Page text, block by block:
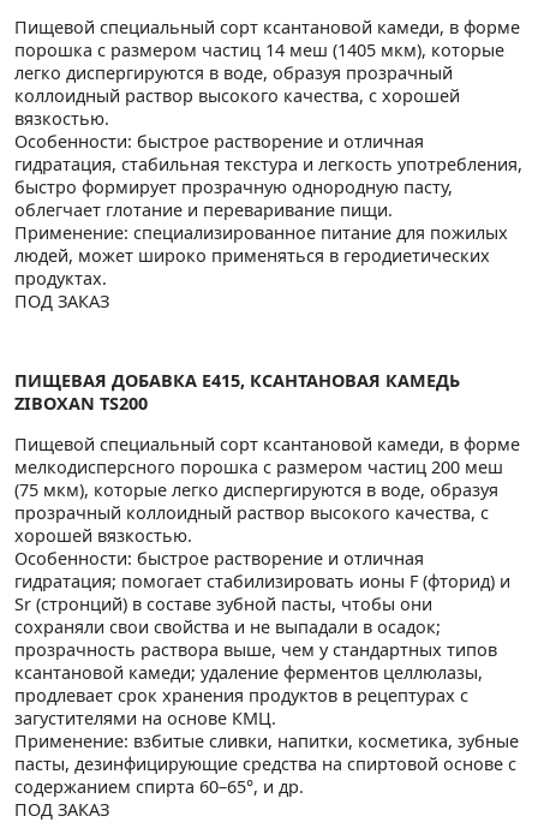
Пищевой специальный сорт ксантановой камеди, в форме
порошка с размером частиц 14 меш (1405 мкм), которые
легко диспергируются в воде, образуя прозрачный
коллоидный раствор высокого качества, с хорошей
вязкостью.
Особенности: быстрое растворение и отличная
гидратация, стабильная текстура и легкость употребления,
быстро формирует прозрачную однородную пасту,
облегчает глотание и переваривание пищи.
Применение: специализированное питание для пожилых
людей, может широко применяться в геродиетических
продуктах.
ПОД ЗАКАЗ
ПИЩЕВАЯ ДОБАВКА E415, КСАНТАНОВАЯ КАМЕДЬ
ZIBOXAN TS200
Пищевой специальный сорт ксантановой камеди, в форме
мелкодисперсного порошка с размером частиц 200 меш
(75 мкм), которые легко диспергируются в воде, образуя
прозрачный коллоидный раствор высокого качества, с
хорошей вязкостью.
Особенности: быстрое растворение и отличная
гидратация; помогает стабилизировать ионы F (фторид) и
Sr (стронций) в составе зубной пасты, чтобы они
сохраняли свои свойства и не выпадали в осадок;
прозрачность раствора выше, чем у стандартных типов
ксантановой камеди; удаление ферментов целлюлазы,
продлевает срок хранения продуктов в рецептурах с
загустителями на основе КМЦ.
Применение: взбитые сливки, напитки, косметика, зубные
пасты, дезинфицирующие средства на спиртовой основе с
содержанием спирта 60–65°, и др.
ПОД ЗАКАЗ